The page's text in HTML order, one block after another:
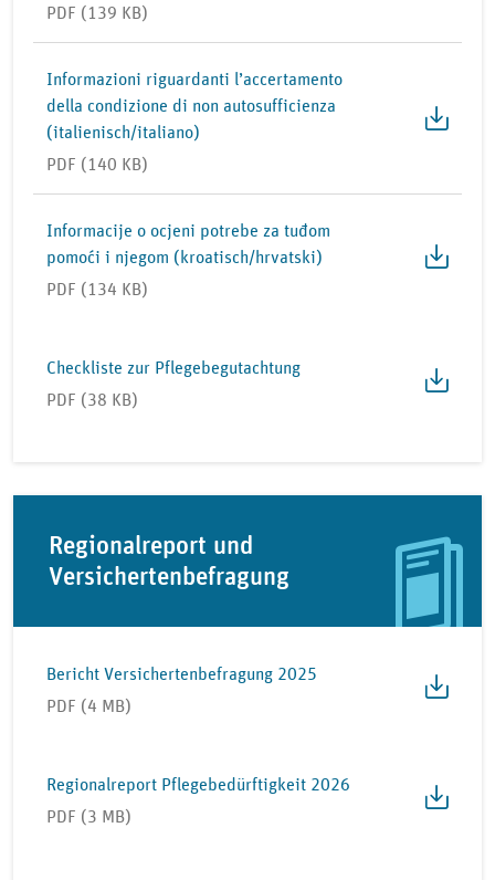
PDF (139 KB)
Informazioni riguardanti l’accertamento
della condizione di non autosufficienza
(italienisch/italiano)
PDF (140 KB)
Informacije o ocjeni potrebe za tuđom
pomoći i njegom (kroatisch/hrvatski)
PDF (134 KB)
Checkliste zur Pflegebegutachtung
PDF (38 KB)
Regionalreport und
Versichertenbefragung
Bericht Versichertenbefragung 2025
PDF (4 MB)
Regionalreport Pflegebedürftigkeit 2026
PDF (3 MB)